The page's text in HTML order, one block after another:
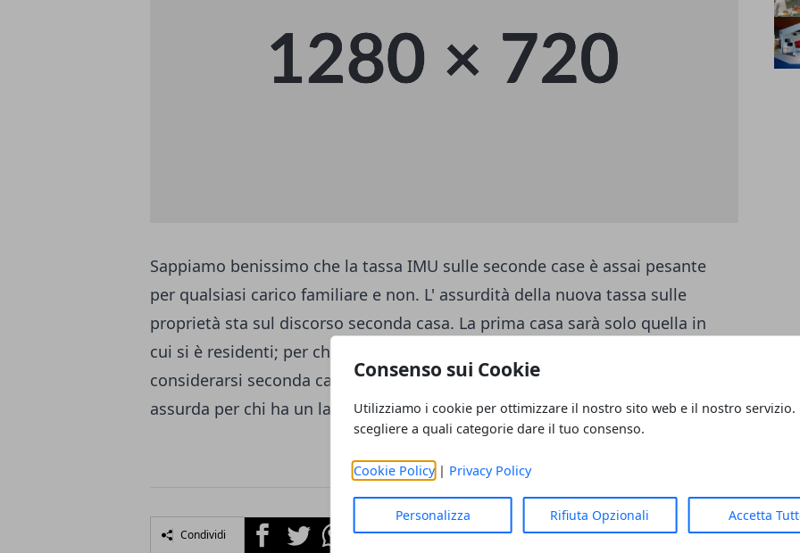
Consenso sui Cookie
Utilizziamo i cookie per ottimizzare il nostro sito web e il nostro servizio.
scegliere a quali categorie dare il tuo consenso.
Cookie Policy| Privacy Policy
Personalizza Rifiuta Opzionali Accetta
Sappiamo benissimo che la tassa IMU sulle seconde case è assai pesante
per qualsiasi carico familiare e non. L' assurdità della nuova tassa sulle
proprietà sta sul discorso seconda casa. La prima casa sarà solo quella in
cui si è residenti; per chi sta in affitto e ha una casa , quella dovrà
considerarsi seconda casa in quanto non si ha ivi la residenza. Stangata
assurda per chi ha un lavoro fuori per necessità.
Condividi FacebookTwitterWhatsapp